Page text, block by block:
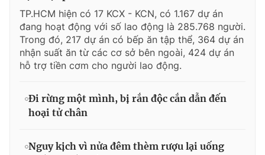
TP.HCM hiện có 17 KCX - KCN, có 1.167 dự án
đang hoạt động với số lao động là 285.768 người.
Trong đó, 217 dự án có bếp ăn tập thể, 364 dự án
nhận suất ăn từ các cơ sở bên ngoài, 424 dự án
hỗ trợ tiền cơm cho người lao động.
Đi rừng một mình, bị rắn độc cắn dẫn đến
hoại tử chân
Nguy kịch vì nửa đêm thèm rượu lại uống